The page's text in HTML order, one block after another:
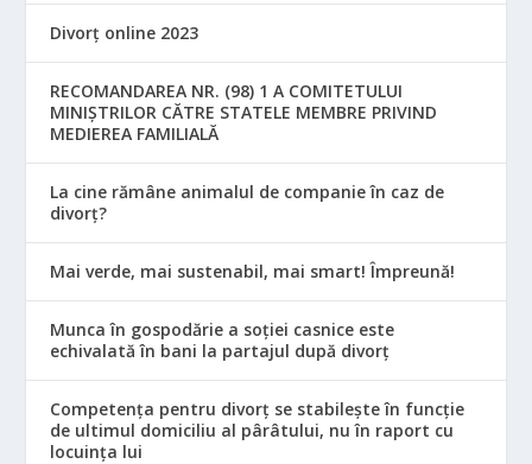
Divorț online 2023
RECOMANDAREA NR. (98) 1 A COMITETULUI
MINIŞTRILOR CĂTRE STATELE MEMBRE PRIVIND
MEDIEREA FAMILIALĂ
La cine rămâne animalul de companie în caz de
divorț?
Mai verde, mai sustenabil, mai smart! Împreună!
Munca în gospodărie a soției casnice este
echivalată în bani la partajul după divorț
Competența pentru divorț se stabilește în funcție
de ultimul domiciliu al pârâtului, nu în raport cu
locuinţa lui